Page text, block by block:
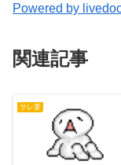
Powered by
関連記事
サレ妻